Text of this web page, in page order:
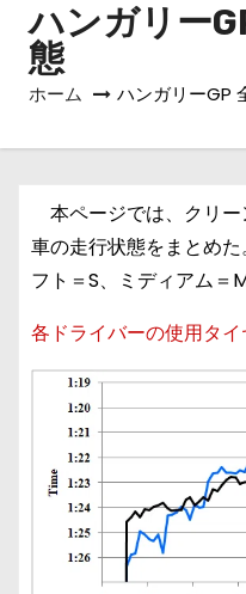
ハンガリー
態
ホーム ハンガリーGP
本ページでは、クリ
車の走行状態をまとめ
フト＝S、ミディアム＝
各ドライバーの使用タ